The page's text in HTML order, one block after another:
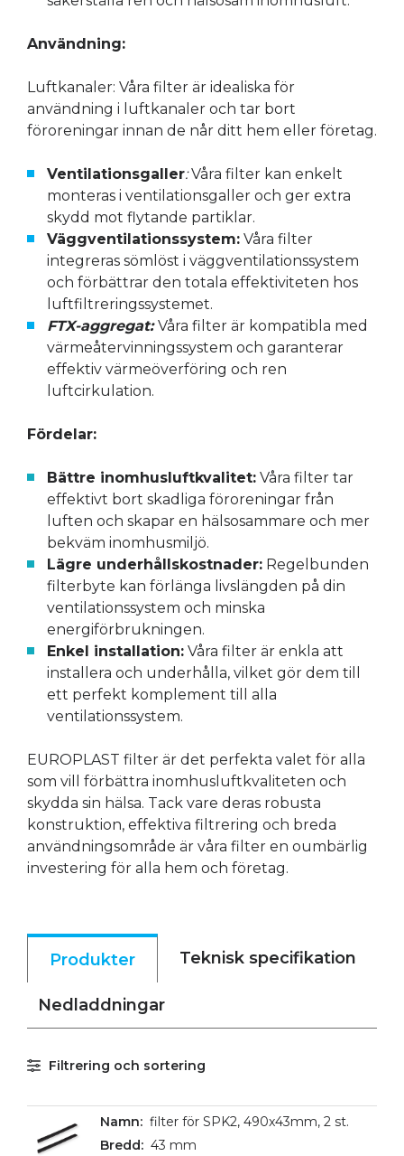
Användning:
Luftkanaler: Våra filter är idealiska för
användning i luftkanaler och tar bort
föroreningar innan de når ditt hem eller företag.
Ventilationsgaller:Våra filter kan enkelt
monteras i ventilationsgaller och ger extra
skydd mot flytande partiklar.
Väggventilationssystem: Våra filter
integreras sömlöst i väggventilationssystem
och förbättrar den totala effektiviteten hos
luftfiltreringssystemet.
FTX-aggregat: Våra filter är kompatibla med
värmeåtervinningssystem och garanterar
effektiv värmeöverföring och ren
luftcirkulation.
Fördelar:
Bättre inomhusluftkvalitet: Våra filter tar
effektivt bort skadliga föroreningar från
luften och skapar en hälsosammare och mer
bekväm inomhusmiljö.
Lägre underhållskostnader: Regelbunden
filterbyte kan förlänga livslängden på din
ventilationssystem och minska
energiförbrukningen.
Enkel installation: Våra filter är enkla att
installera och underhålla, vilket gör dem till
ett perfekt komplement till alla
ventilationssystem.
EUROPLAST filter är det perfekta valet för alla
som vill förbättra inomhusluftkvaliteten och
skydda sin hälsa. Tack vare deras robusta
konstruktion, effektiva filtrering och breda
användningsområde är våra filter en oumbärlig
investering för alla hem och företag.
Produkter Teknisk specifikation
Nedladdningar
Filtrering och sortering
filter för SPK2, 490x43mm, 2 st.
43 mm